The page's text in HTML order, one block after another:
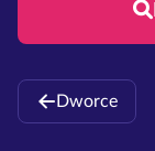
Dworce